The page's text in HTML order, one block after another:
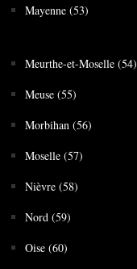
Mayenne (53)
Meurthe-et-Moselle (54)
Meuse (55)
Morbihan (56)
Moselle (57)
Nièvre (58)
Nord (59)
Oise (60)